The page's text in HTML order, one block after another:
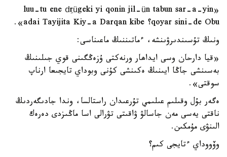
«luu-tu ene dِrügeki yi qonin jil-ün tabun sar-a-yin
qoyar sini-de Obu؟ adai Tayijita Kiy-a Darqan kibe».
ونىڭ تۇسىندىرۋىنشە، ءماتىننىڭ ماعىناسى:
«قيا دارحان وسى ايداھار ورنەكتى ۇزەڭگىنى قوي جىلىنىڭ
بەسىنشى جاڭا ايىنىڭ ەكىنشى كۇنى وبوداي تايجىعا ارناپ
سوقتى».
ەگەر بۇل وقىلىم عىلىمي تۇرعىدان راستالسا، وندا جادىگەردىڭ
ناقتى يەسى مەن جاسالۋ ۋاقىتى تۋرالى اسا ماڭىزدى دەرەك
الىنۋى مۇمكىن.
وۆووداي ءتايجى كىم؟